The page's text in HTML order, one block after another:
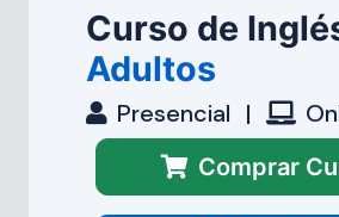
Curso de Inglés
Adultos
Presencial |
Comprar